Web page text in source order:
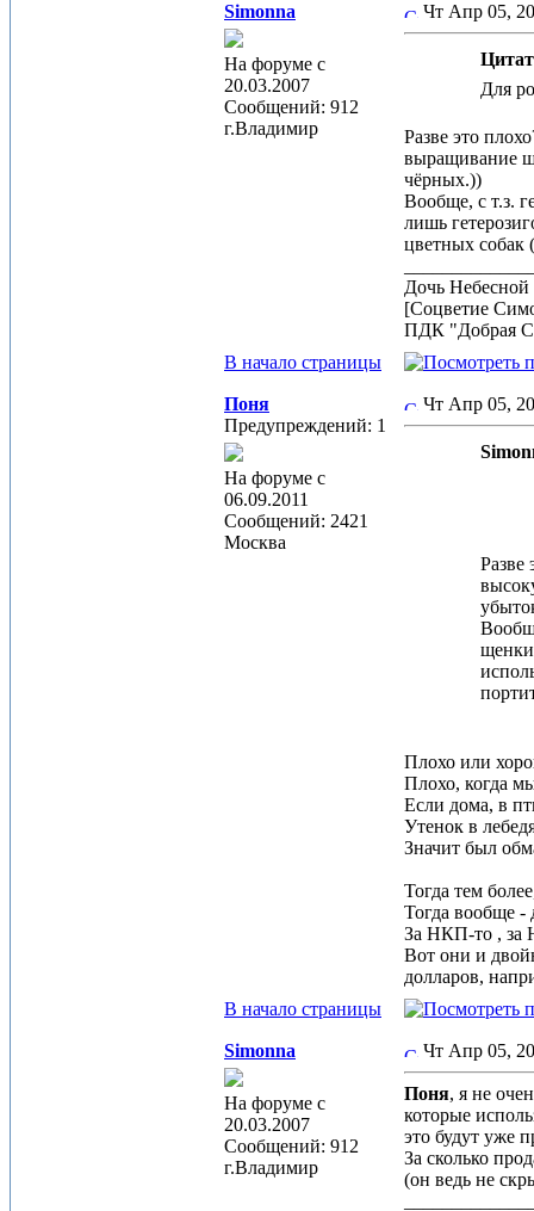
Simonna
На форуме с
20.03.2007
Сообщений: 912
г.Владимир
Чт Апр 05,
Для
Разве это
выращивание
чёрных.))
Вообще, с т.з.
лишь
цветных собак
Дочь Небесной
[Соцветие
ПДК "Добрая
В начало страницы
Поня
Предупреждений: 1
На форуме с
06.09.2011
Сообщений: 2421
Москва
Чт Апр 05,
Разве
щенки
Плохо или
Плохо, когда
Если дома, в
Утенок в
Значит был
Тогда тем
Тогда вообще -
За НКП-то , за
Вот они и
долларов,
В начало страницы
Simonna
На форуме с
20.03.2007
Сообщений: 912
г.Владимир
Чт Апр 05,
Поня, я не
которые
это будут уже
За сколько
(он ведь не